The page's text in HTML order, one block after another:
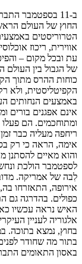
ב-11 בספטמבר
החוץ של העולם
הטרוריסטים
אווירית, ריכוז
עת ובכל מקום –
של הגבול בין
כוחות ההרס מתוך
הקפיטליסטית, ולא
באמצעים הנחותים
אינם אפגנים בורים
ומתוחכמים. הם
ריחפה מעליה כבר
אימה, הראה כי רק
לספטמבר הולכת
לִבה של אמריקה.
אירופה, התאזרחו
כפולים. בהדרגה גם
האיש נראה עכשיו
אלגוריה לעניין
בחוץ, נמצא בתוכה.
בתור מה שחודר
באסון התאומים